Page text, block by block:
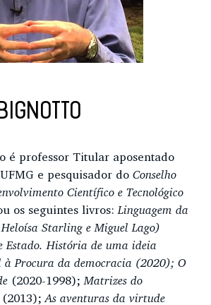
é professor Titular aposentado
e pesquisador do Conselho
Científico e Tecnológico
os seguintes livros:Linguagem da
Starling e Miguel Lago)
Estado. História de uma ideia
à Procura da democracia (2020); O
(2020-1998); Matrizes do
(2013);As aventuras da virtude